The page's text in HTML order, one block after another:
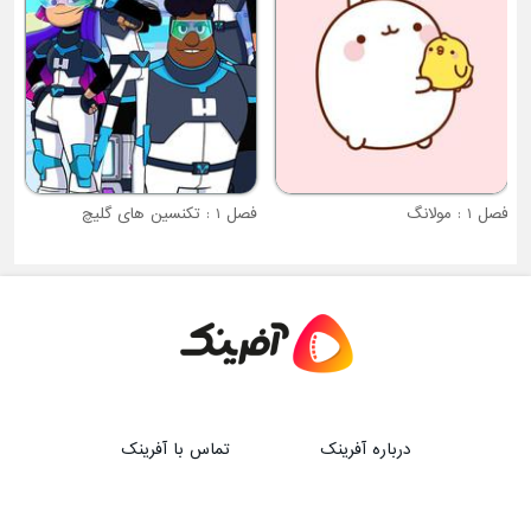
فصل 1 : مولانگ فصل 1 : تکنسین های گلیچ
درباره آفرینک تماس با آفرینک